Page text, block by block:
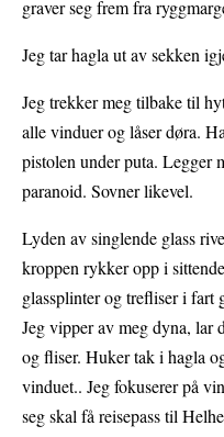
graver seg frem fra
Jeg tar hagla ut av sekken
Jeg trekker meg tilbake til
alle vinduer og låser døra.
pistolen under puta. Legger
paranoid. Sovner likevel.
Lyden av singlende glass
kroppen rykker opp i
glassplinter og trefliser i fart
Jeg vipper av meg dyna, lar
og fliser. Huker tak i hagla
vinduet.. Jeg fokuserer på
seg skal få reisepass til